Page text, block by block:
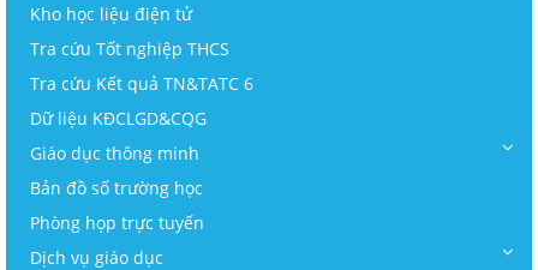
Kho học liệu điện tử
Tra cứu Tốt nghiệp THCS
Tra cứu Kết quả TN&TATC 6
Dữ liệu KĐCLGD&CQG
Giáo dục thông minh
Bản đồ số trường học
Phòng họp trực tuyến
Dịch vụ giáo dục